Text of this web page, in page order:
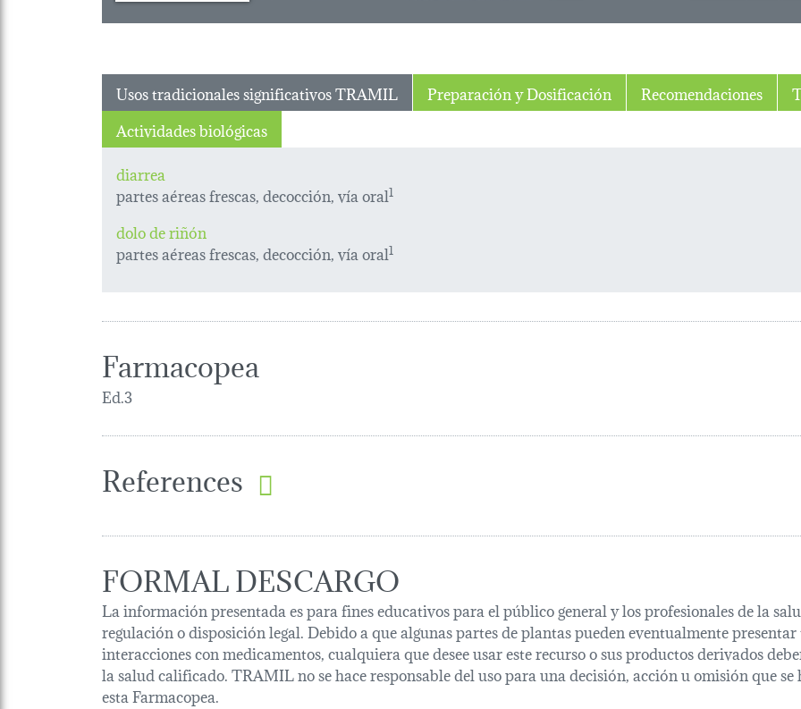
Usos tradicionales significativos TRAMIL Preparación y Dosificación Recomendaciones
Actividades biológicas
diarrea
partes aéreas frescas, decocción, vía oral1
dolo de riñón
partes aéreas frescas, decocción, vía oral1
Farmacopea
Ed.3
References
FORMAL DESCARGO
La información presentada es para fines educativos para el público general y los profesionales de la
regulación o disposición legal. Debido a que algunas partes de plantas pueden eventualmente
interacciones con medicamentos, cualquiera que desee usar este recurso o sus productos derivados
la salud calificado. TRAMIL no se hace responsable del uso para una decisión, acción u omisión que
esta Farmacopea.